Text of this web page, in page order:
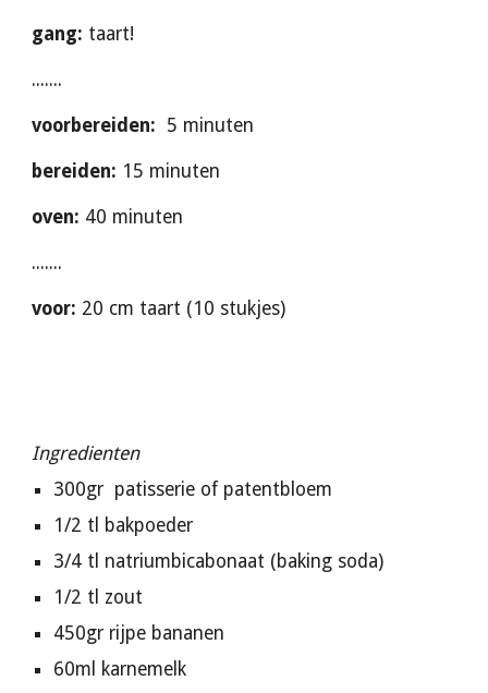
gang: taart!
.......
voorbereiden: 5 minuten
bereiden: 15 minuten
oven: 40 minuten
.......
voor: 20 cm taart (10 stukjes)
Ingredienten
300gr  patisserie of patentbloem
1/2 tl bakpoeder
3/4 tl natriumbicabonaat (baking soda)
1/2 tl zout
450gr rijpe bananen
60ml karnemelk